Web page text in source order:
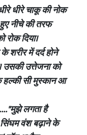
धीरे चाकू की नोक
नीचे की तरफ
दिया।
शरीर में दर्द होने
उसकी उत्तेजना को
हल्की सी मुस्कान आ
लगता है
सिंघम वंश बढ़ाने के